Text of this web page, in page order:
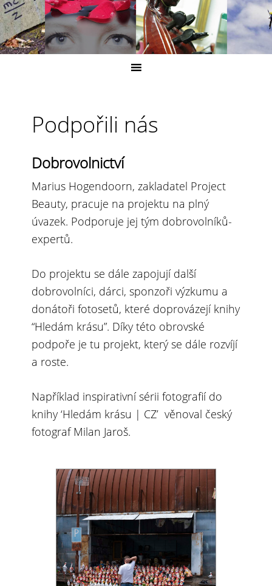
Podpořili nás
Dobrovolnictví
Marius Hogendoorn, zakladatel Project
Beauty, pracuje na projektu na plný
úvazek. Podporuje jej tým dobrovolníků-
expertů.
Do projektu se dále zapojují další
dobrovolníci, dárci, sponzoři výzkumu a
donátoři fotosetů, které doprovázejí knihy
“Hledám krásu”. Díky této obrovské
podpoře je tu projekt, který se dále rozvíjí
a roste.
Například inspirativní sérii fotografií do
knihy ‘Hledám krásu | CZ’ věnoval český
fotografMilan Jaroš.